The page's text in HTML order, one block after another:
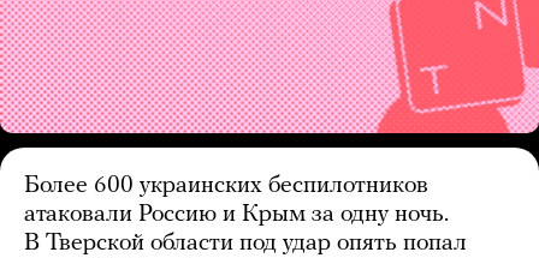
Более 600 украинских беспилотников
атаковали Россию и Крым за одну ночь.
В Тверской области под удар опять попал